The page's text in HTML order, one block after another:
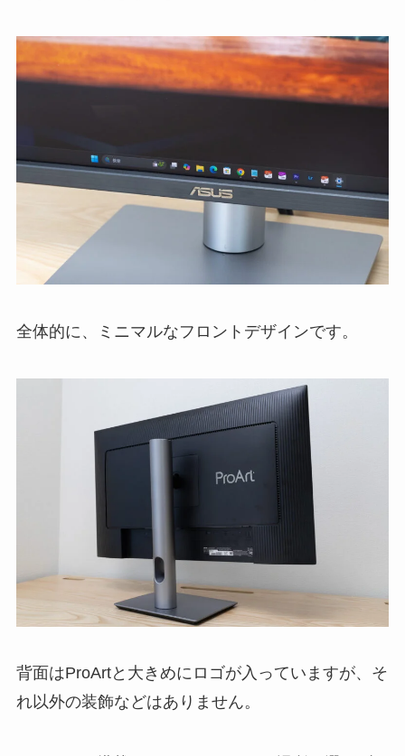
全体的に、ミニマルなフロントデザインです。
背面はProArtと大きめにロゴが入っていますが、そ
れ以外の装飾などはありません。